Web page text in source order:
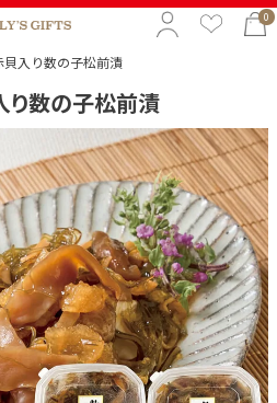
0
貝入り数の子松前漬
り数の子松前漬